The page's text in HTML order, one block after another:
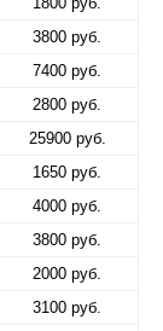
3800 руб.
7400 руб.
2800 руб.
25900 руб.
1650 руб.
4000 руб.
3800 руб.
2000 руб.
3100 руб.